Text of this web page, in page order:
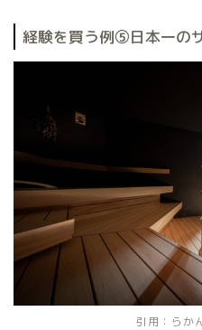
経験を買う例⑤日本一の
引用：らか